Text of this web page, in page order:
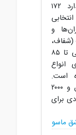
قاشق ماسو با طول استاندارد ۱۷۲
و
سفید، مشکی) و تحمل حرارتی تا ۸۵
انواع
است.
بسته‌بندی ۵۰ عددی در نایلون و ۲۰۰۰
برای
ماسو